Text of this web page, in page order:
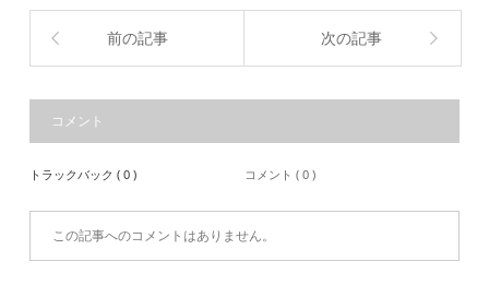
前の記事 次の記事
コメント
トラックバック ( 0 ) コメント ( 0 )
この記事へのコメントはありません。